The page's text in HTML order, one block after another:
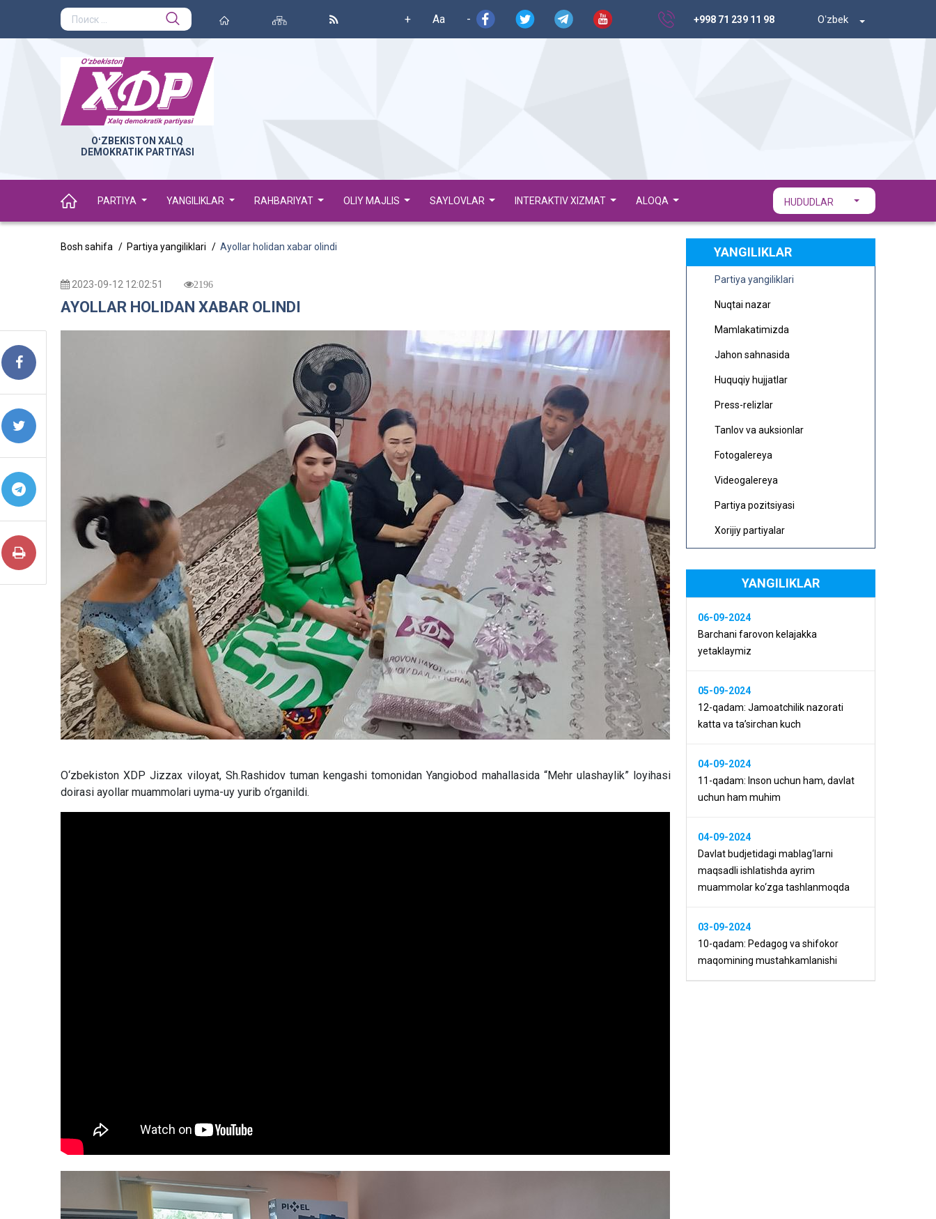
+ Aa - +998 71 239 11 98 Oʻzbek
OʻZBEKISTON XALQ
DEMOKRATIK PARTIYASI
PARTIYA YANGILIKLAR RAHBARIYAT OLIY MAJLIS SAYLOVLAR INTERAKTIV XIZMAT ALOQA HUDUDLAR
Bosh sahifa Partiya yangiliklari Ayollar holidan xabar olindi
2023-09-12 12:02:51 2196
AYOLLAR HOLIDAN XABAR OLINDI
O‘zbekiston XDP Jizzax viloyat, Sh.Rashidov tuman kengashi tomonidan Yangiobod mahallasida “Mehr ulashaylik” loyihasi
doirasi ayollar muammolari uyma-uy yurib o‘rganildi.
YANGILIKLAR
Partiya yangiliklari
Nuqtai nazar
Mamlakatimizda
Jahon sahnasida
Huquqiy hujjatlar
Press-relizlar
Tanlov va auksionlar
Fotogalereya
Videogalereya
Partiya pozitsiyasi
Xorijiy partiyalar
YANGILIKLAR
06-09-2024
Barchani farovon kelajakka
yetaklaymiz
05-09-2024
12-qadam: Jamoatchilik nazorati
katta va ta’sirchan kuch
04-09-2024
11-qadam: Inson uchun ham, davlat
uchun ham muhim
04-09-2024
Davlat budjetidagi mablag‘larni
maqsadli ishlatishda ayrim
muammolar ko‘zga tashlanmoqda
03-09-2024
10-qadam: Pedagog va shifokor
maqomining mustahkamlanishi